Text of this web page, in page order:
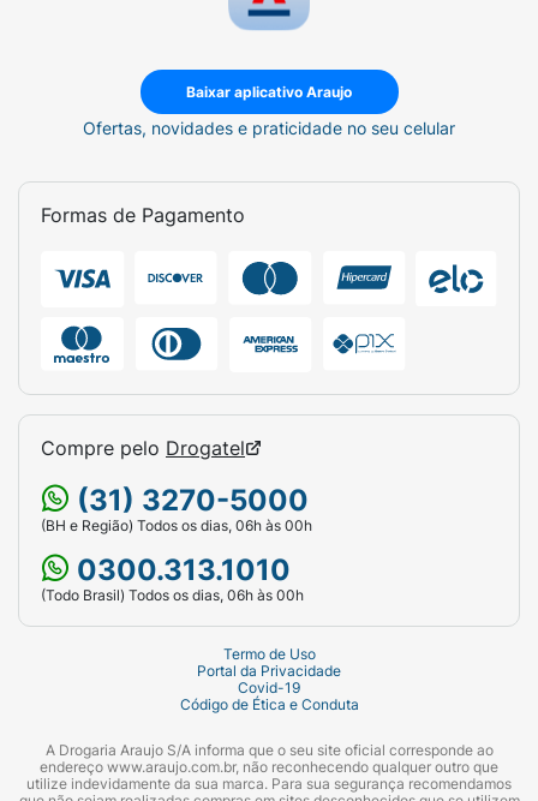
Baixar aplicativo Araujo
Ofertas, novidades e praticidade no seu celular
Formas de Pagamento
Compre pelo Drogatel
(31) 3270-5000
(BH e Região) Todos os dias, 06h às 00h
0300.313.1010
(Todo Brasil) Todos os dias, 06h às 00h
Termo de Uso
Portal da Privacidade
Covid-19
Código de Ética e Conduta
A Drogaria Araujo S/A informa que o seu site oficial corresponde ao
endereço www.araujo.com.br, não reconhecendo qualquer outro que
utilize indevidamente da sua marca. Para sua segurança recomendamos